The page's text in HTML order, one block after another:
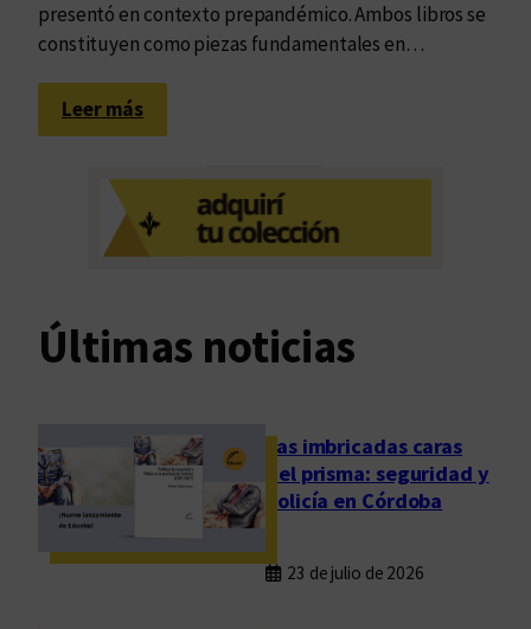
presentó en contexto prepandémico. Ambos libros se
constituyen como piezas fundamentales en…
Leer más:
A
h
i
s
i
n
u
Últimas noticias
Las imbricadas caras
del prisma: seguridad y
policía en Córdoba
23 de julio de 2026